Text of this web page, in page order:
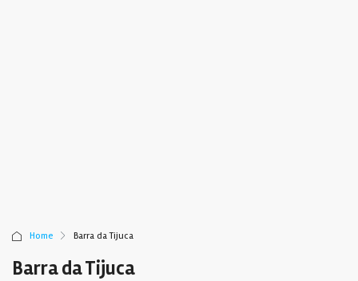
Home Barra da Tijuca
Barra da Tijuca